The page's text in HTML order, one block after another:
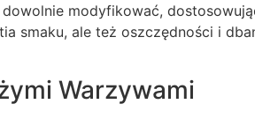
dowolnie modyfikować,
smaku, ale też oszczędności i
Warzywami